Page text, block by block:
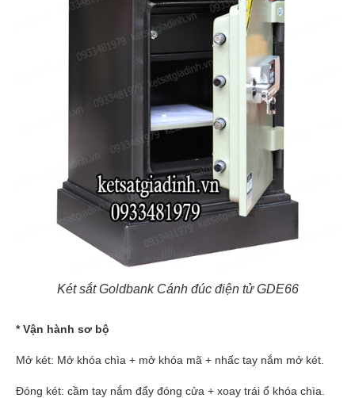
Két sắt Goldbank Cánh đúc điện tử GDE66
* Vận hành sơ bộ
Mở két: Mở khóa chìa + mở khóa mã + nhấc tay nắm mở két.
Đóng két: cầm tay nắm đẩy đóng cửa + xoay trái ổ khóa chìa.